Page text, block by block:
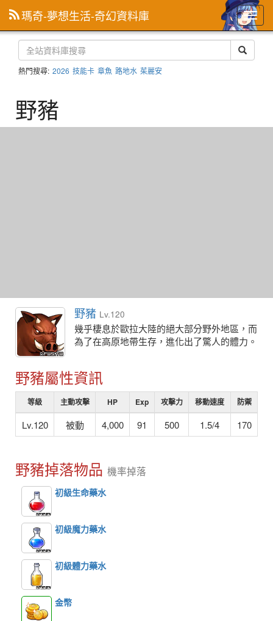
主
選
單
瑪奇-夢想生活-奇幻資料庫
熱門搜尋: 2026 技能卡 章魚 路地水 茱麗安
野豬
野豬 Lv.120
幾乎棲息於歐拉大陸的絕大部分野外地區，而
為了在高原地帶生存，進化出了驚人的體力。
野豬屬性資訊
等級 主動攻擊 HP Exp 攻擊力 移動速度 防禦
Lv.120 被動 4,000 91 500 1.5/4 170
野豬掉落物品 機率掉落
初級生命藥水
初級魔力藥水
初級體力藥水
金幣